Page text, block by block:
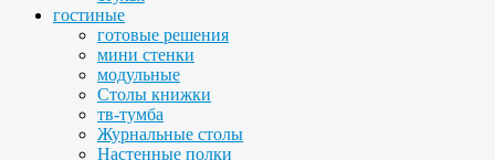
гостиные
готовые решения
мини стенки
модульные
Столы книжки
тв-тумба
Журнальные столы
Настенные полки